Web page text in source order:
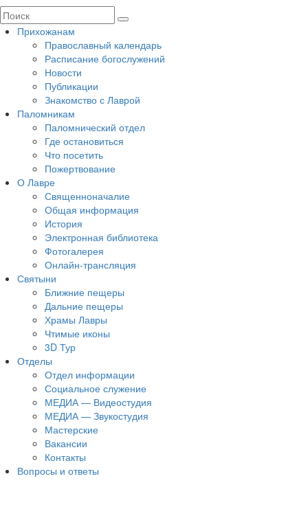
Прихожанам
Православный календарь
Расписание богослужений
Новости
Публикации
Знакомство с Лаврой
Паломникам
Паломнический отдел
Где остановиться
Что посетить
Пожертвование
О Лавре
Священноначалие
Общая информация
История
Электронная библиотека
Фотогалерея
Онлайн-трансляция
Святыни
Ближние пещеры
Дальние пещеры
Храмы Лавры
Чтимые иконы
3D Тур
Отделы
Отдел информации
Социальное служение
МЕДИА — Видеостудия
МЕДИА — Звукостудия
Мастерские
Вакансии
Контакты
Вопросы и ответы